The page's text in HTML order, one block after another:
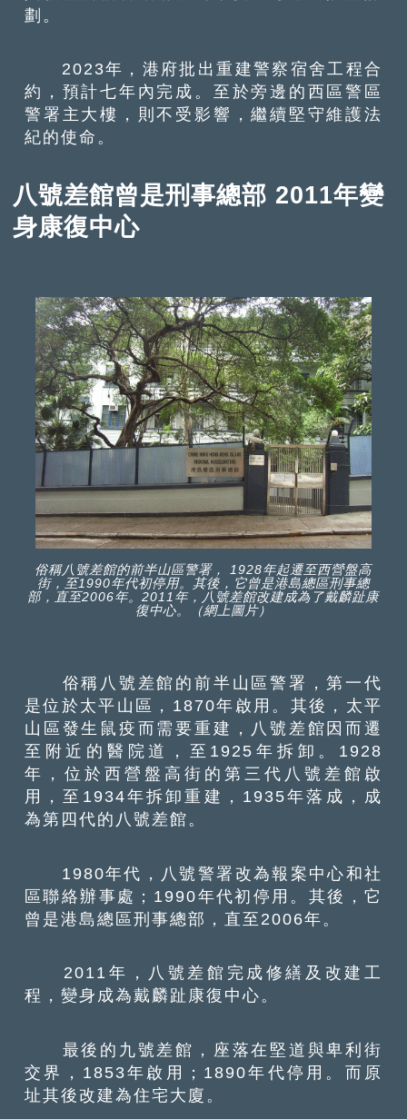
劃。
2023年，港府批出重建警察宿舍工程合
約，預計七年內完成。至於旁邊的西區警區
警署主大樓，則不受影響，繼續堅守維護法
紀的使命。
八號差館曾是刑事總部 2011年變
身康復中心
俗稱八號差館的前半山區警署， 1928年起遷至西營盤高
街，至1990年代初停用。其後，它曾是港島總區刑事總
部，直至2006年。2011年，八號差館改建成為了戴麟趾康
復中心。（網上圖片）
俗稱八號差館的前半山區警署，第一代
是位於太平山區，1870年啟用。其後，太平
山區發生鼠疫而需要重建，八號差館因而遷
至附近的醫院道，至1925年拆卸。1928
年，位於西營盤高街的第三代八號差館啟
用，至1934年拆卸重建，1935年落成，成
為第四代的八號差館。
1980年代，八號警署改為報案中心和社
區聯絡辦事處；1990年代初停用。其後，它
曾是港島總區刑事總部，直至2006年。
2011年，八號差館完成修繕及改建工
程，變身成為戴麟趾康復中心。
最後的九號差館，座落在堅道與卑利街
交界，1853年啟用；1890年代停用。而原
址其後改建為住宅大廈。